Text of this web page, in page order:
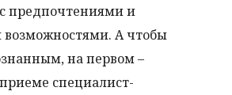
с предпочтениями и
А чтобы
на первом –
специалист-